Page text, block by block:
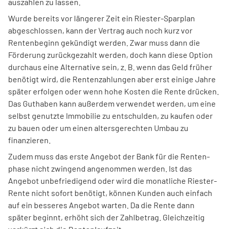
Wurde bereits vor längerer Zeit ein Riester-Sparplan
abgeschlossen, kann der Vertrag auch noch kurz vor
Renten­beginn gekündigt werden. Zwar muss dann die
Förderung zurückgezahlt werden, doch kann diese Option
durchaus eine Alternative sein, z. B. wenn das Geld früher
benötigt wird, die Rentenzah­lungen aber erst einige Jahre
später erfolgen oder wenn hohe Kosten die Rente drücken.
Das Guthaben kann außerdem verwendet werden, um eine
selbst genutzte Immobilie zu entschulden, zu kaufen oder
zu bauen oder um einen alters­gerechten Umbau zu
finanzieren.
Zudem muss das erste Angebot der Bank für die Renten­
phase nicht zwingend angenommen werden. Ist das
Angebot unbefriedigend oder wird die monatliche Riester-
Rente nicht sofort benötigt, können Kunden auch einfach
auf ein besseres Angebot warten. Da die Rente dann
später beginnt, erhöht sich der Zahl­betrag. Gleichzeitig